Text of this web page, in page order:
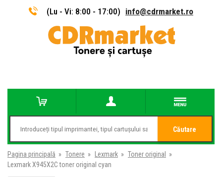
(Lu - Vi: 8:00 - 17:00) info@cdrmarket.ro
Căutare
Pagina principală » Tonere » Lexmark » Toner original
»
Lexmark X945X2C toner original cyan